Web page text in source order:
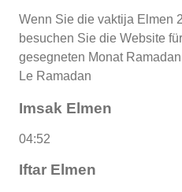
Wenn Sie die vaktija Elmen
besuchen Sie die Website
gesegneten Monat
Le Ramadan
Imsak Elmen
04:52
Iftar Elmen